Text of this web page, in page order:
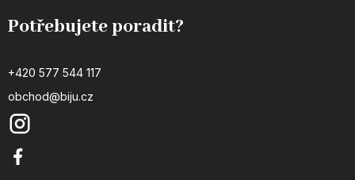
Potřebujete poradit?
+420 577 544 117
obchod@biju.cz